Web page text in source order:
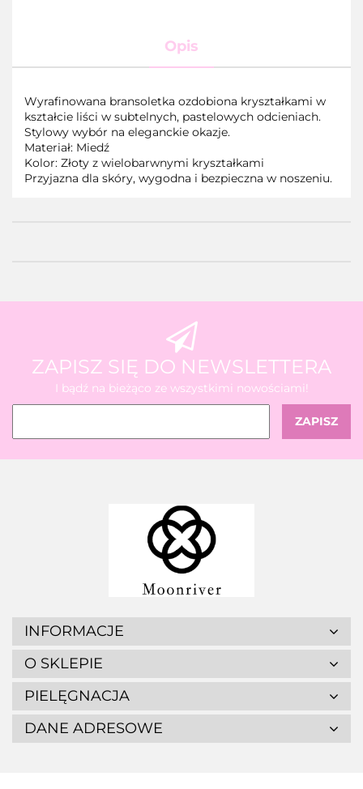
Opis
Wyrafinowana bransoletka ozdobiona kryształkami w
kształcie liści w subtelnych, pastelowych odcieniach.
Stylowy wybór na eleganckie okazje.
Materiał: Miedź
Kolor: Złoty z wielobarwnymi kryształkami
Przyjazna dla skóry, wygodna i bezpieczna w noszeniu.
ZAPISZ SIĘ DO NEWSLETTERA
I bądź na bieżąco ze wszystkimi nowościami!
INFORMACJE
O SKLEPIE
PIELĘGNACJA
DANE ADRESOWE